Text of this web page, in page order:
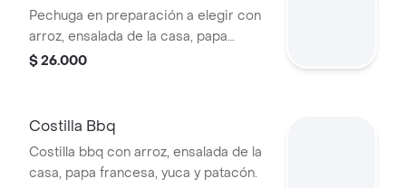
Pechuga en preparación a elegir con
arroz, ensalada de la casa, papa
francesa, yuca y patacón.
$ 26.000
Costilla Bbq
Costilla bbq con arroz, ensalada de la
casa, papa francesa, yuca y patacón.